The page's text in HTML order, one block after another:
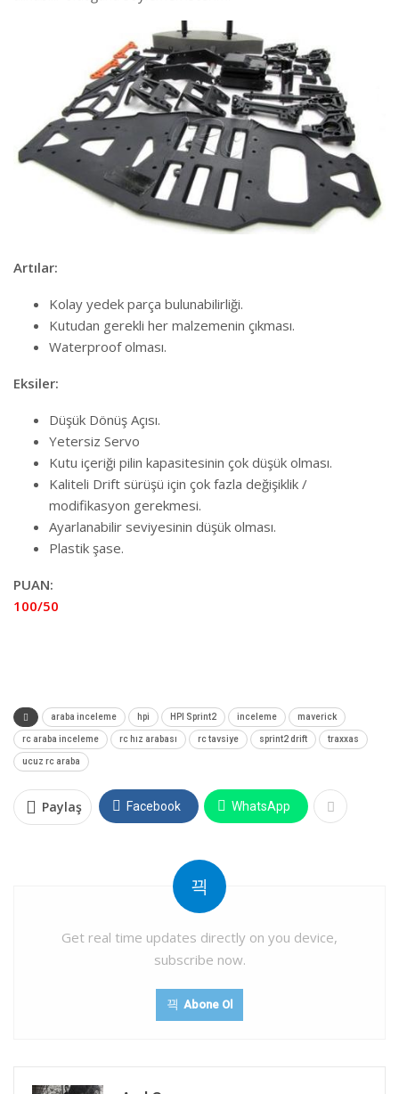
Artılar:
Kolay yedek parça bulunabilirliği.
Kutudan gerekli her malzemenin çıkması.
Waterproof olması.
Eksiler:
Düşük Dönüş Açısı.
Yetersiz Servo
Kutu içeriği pilin kapasitesinin çok düşük olması.
Kaliteli Drift sürüşü için çok fazla değişiklik /
modifikasyon gerekmesi.
Ayarlanabilir seviyesinin düşük olması.
Plastik şase.
PUAN:
100/50
araba inceleme hpi HPI Sprint2 inceleme maverick
rc araba inceleme rc hız arabası rc tavsiye sprint2 drift traxxas
ucuz rc araba
Paylaş Facebook WhatsApp
Get real time updates directly on you device,
subscribe now.
Abone Ol